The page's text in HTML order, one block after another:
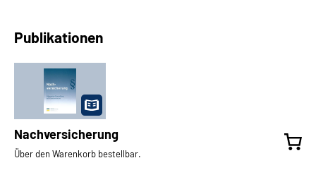
Publikationen
Nachversicherung
Über den Warenkorb bestellbar.